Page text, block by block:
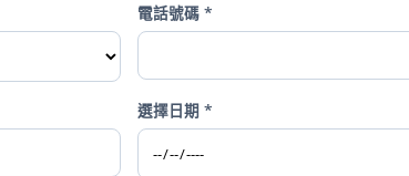
電話號碼 *
選擇日期 *